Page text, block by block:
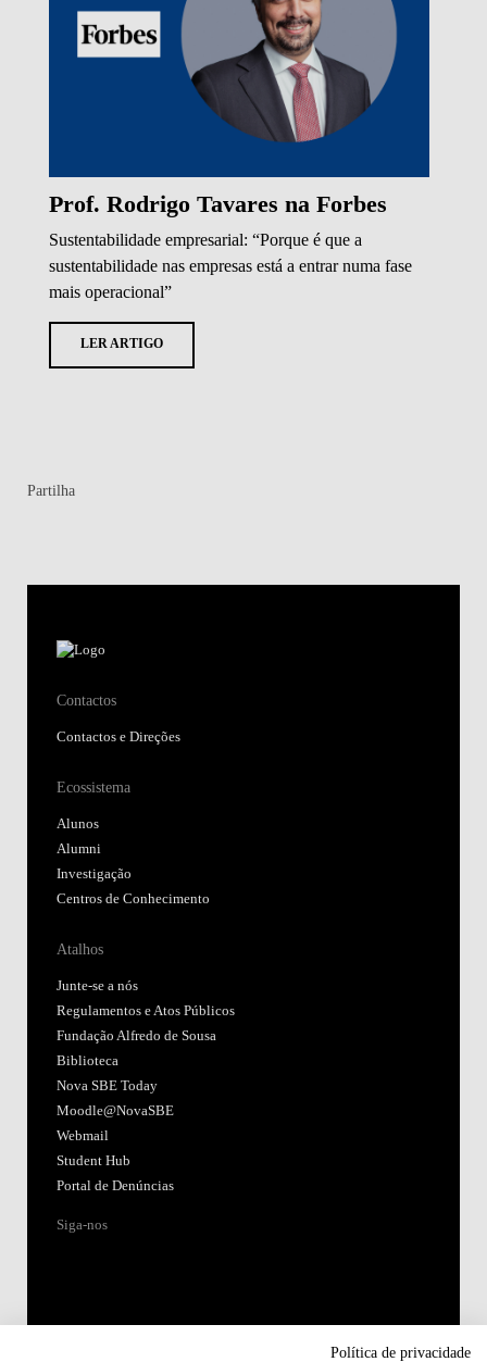
Prof. Rodrigo Tavares na Forbes
Sustentabilidade empresarial: “Porque é que a
sustentabilidade nas empresas está a entrar numa fase
mais operacional”
LER ARTIGO
Partilha
Contactos
Contactos e Direções
Ecossistema
Alunos
Alumni
Investigação
Centros de Conhecimento
Atalhos
Junte-se a nós
Regulamentos e Atos Públicos
Fundação Alfredo de Sousa
Biblioteca
Nova SBE Today
Moodle@NovaSBE
Webmail
Student Hub
Portal de Denúncias
Siga-nos
Política de privacidade